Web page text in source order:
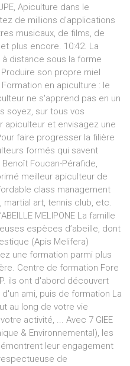
Apiculture dans le
de millions d'applications
musicaux, de films, de
plus encore. 10:42. La
distance sous la forme
son propre miel
en apiculture : le
ne s'apprend pas en un
soyez, sur tous vos
apiculteur et envisagez une
faire progresser la filière
formés qui savent
Foucan-Pérafide,
meilleur apiculteur de
class management
art, tennis club, etc.
MELIPONE La famille
espèces d’abeille, dont
(Apis Melifera)
une formation parmi plus
Centre de formation Fore
ils ont d'abord découvert
ami, puis de formation La
au long de votre vie
activité, ... Avec 7 GIEE
& Environnemental), les
leur engagement
de